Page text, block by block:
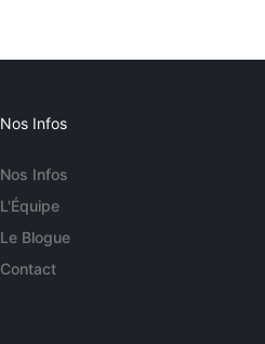
Nos Infos
Nos Infos
L'Équipe
Le Blogue
Contact